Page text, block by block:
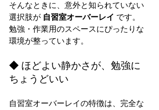
そんなときに、意外と知られていない
選択肢が 自習室オーバーレイ です。
勉強・作業用のスペースにぴったりな
環境が整っています。
◆ ほどよい静かさが、勉強に
ちょうどいい
自習室オーバーレイの特徴は、完全な